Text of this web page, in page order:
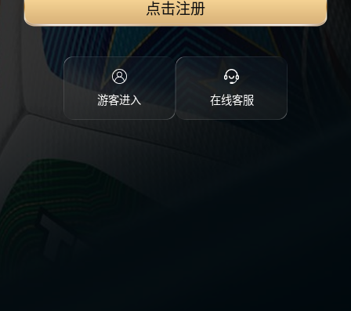
点击注册
游客进入 在线客服